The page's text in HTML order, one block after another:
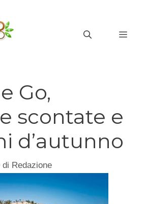
Go,
scontate e
d’autunno
di Redazione